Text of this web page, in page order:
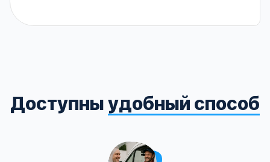
Доступныудобный способ